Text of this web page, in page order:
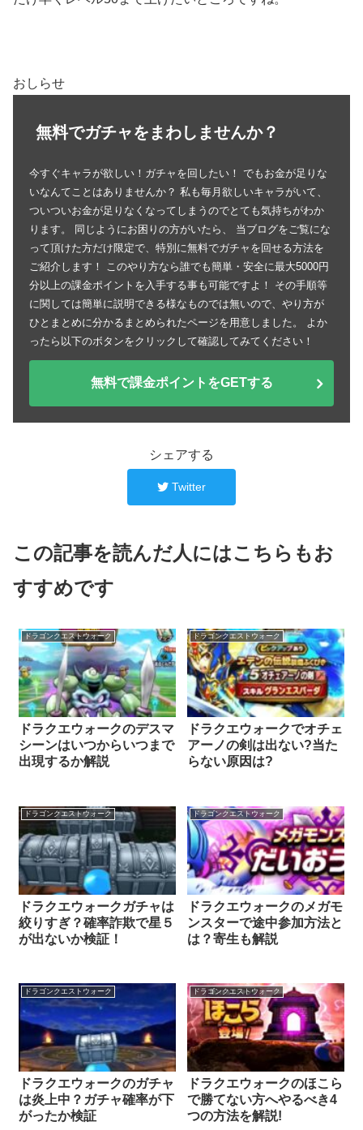
おしらせ
無料でガチャをまわしませんか？
今すぐキャラが欲しい！ガチャを回したい！ でもお金が足りな
いなんてことはありませんか？ 私も毎月欲しいキャラがいて、
ついついお金が足りなくなってしまうのでとても気持ちがわか
ります。 同じようにお困りの方がいたら、 当ブログをご覧にな
って頂けた方だけ限定で、特別に無料でガチャを回せる方法を
ご紹介します！ このやり方なら誰でも簡単・安全に最大5000円
分以上の課金ポイントを入手する事も可能ですよ！ その手順等
に関しては簡単に説明できる様なものでは無いので、やり方が
ひとまとめに分かるまとめられたページを用意しました。 よか
ったら以下のボタンをクリックして確認してみてください！
無料で課金ポイントをGETする
シェアする
Twitter
この記事を読んだ人にはこちらもお
すすめです
ドラゴンクエストウォーク
ドラクエウォークのデスマ
シーンはいつからいつまで
出現するか解説
ドラゴンクエストウォーク
ドラクエウォークでオチェ
アーノの剣は出ない?当た
らない原因は?
ドラゴンクエストウォーク
ドラクエウォークガチャは
絞りすぎ？確率詐欺で星５
が出ないか検証！
ドラゴンクエストウォーク
ドラクエウォークのメガモ
ンスターで途中参加方法と
は？寄生も解説
ドラゴンクエストウォーク
ドラクエウォークのガチャ
は炎上中？ガチャ確率が下
がったか検証
ドラゴンクエストウォーク
ドラクエウォークのほこら
で勝てない方へやるべき4
つの方法を解説!